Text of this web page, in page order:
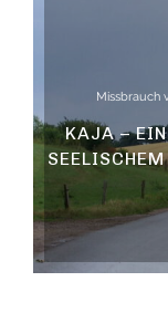
Missbrauch
KAJA –